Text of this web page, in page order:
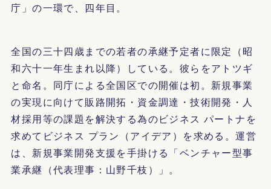
庁」の一環で、四年目。
全国の三十四歳までの若者の承継予定者に限定（昭
和六十一年生まれ以降）している。彼らをアトツギ
と命名。同庁による全国区での開催は初。新規事業
の実現に向けて販路開拓・資金調達・技術開発・人
材採用等の課題を解決する為のビジネス パートナを
求めてビジネス プラン（アイデア）を求める。運営
は、新規事業開発支援を手掛ける「ベンチャー型事
業承継（代表理事：山野千枝）」。